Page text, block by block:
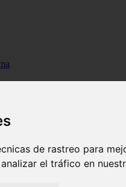
de rastreo para
el tráfico en